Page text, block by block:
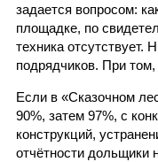
задается вопросом:
площадке, по
техника отсутствует.
подрядчиков. При
Если в «Сказочном
90%, затем 97%, с
конструкций,
отчётности дольщики